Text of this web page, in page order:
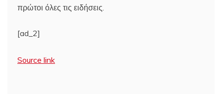
πρώτοι όλες τις ειδήσεις.
[ad_2]
Source link